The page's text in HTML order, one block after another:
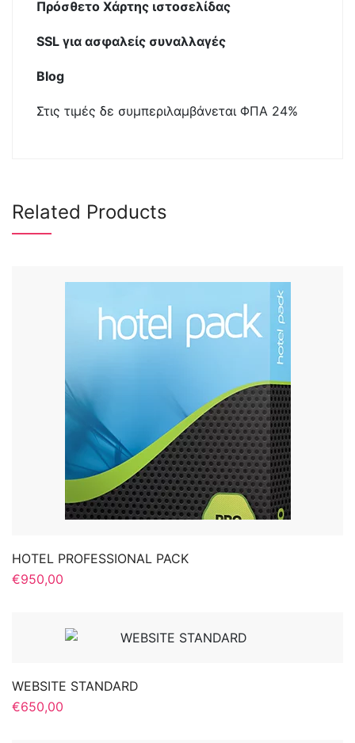
Πρόσθετο Χάρτης ιστοσελίδας
SSL για ασφαλείς συναλλαγές
Blog
Στις τιμές δε συμπεριλαμβάνεται ΦΠΑ 24%
Related Products
HOTEL PROFESSIONAL PACK
€950,00
WEBSITE STANDARD
€650,00